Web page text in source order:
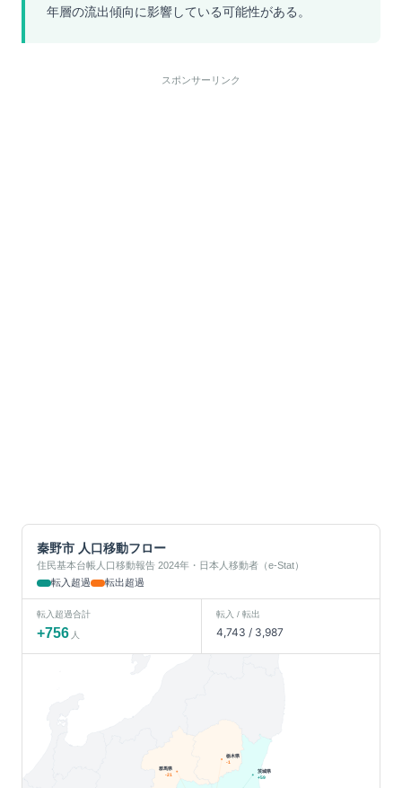
年層の流出傾向に影響している可能性がある。
スポンサーリンク
秦野市 人口移動フロー
住民基本台帳人口移動報告 2024年・日本人移動者（e-Stat）
転入超過
転出超過
転入超過合計
+756 人
転入 / 転出
4,743 / 3,987
茨城県
+59
栃木県
-1
群馬県
-21